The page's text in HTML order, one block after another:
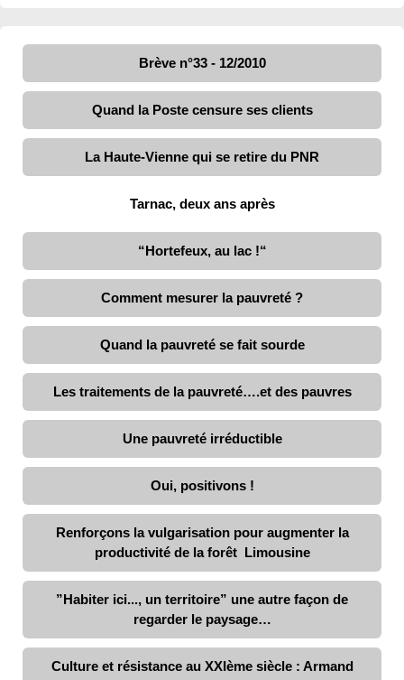
Brève n°33 - 12/2010
Quand la Poste censure ses clients
La Haute-Vienne qui se retire du PNR
Tarnac, deux ans après
“Hortefeux, au lac !“
Comment mesurer la pauvreté ?
Quand la pauvreté se fait sourde
Les traitements de la pauvreté….et des pauvres
Une pauvreté irréductible
Oui, positivons !
Renforçons la vulgarisation pour augmenter la
productivité de la forêt Limousine
”Habiter ici..., un territoire” une autre façon de
regarder le paysage…
Culture et résistance au XXIème siècle : Armand